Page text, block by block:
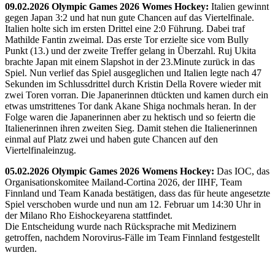
09.02.2026 Olympic Games 2026 Womes Hockey: Italien gewinnt
gegen Japan 3:2 und hat nun gute Chancen auf das Viertelfinale.
Italien holte sich im ersten Drittel eine 2:0 Führung. Dabei traf
Mathilde Fantin zweimal. Das erste Tor erzielte sice vom Bully
Punkt (13.) und der zweite Treffer gelang in Überzahl. Ruj Ukita
brachte Japan mit einem Slapshot in der 23.Minute zurück in das
Spiel. Nun verlief das Spiel ausgeglichen und Italien legte nach 47
Sekunden im Schlussdrittel durch Kristin Della Rovere wieder mit
zwei Toren vorran. Die Japanerinnen dtückten und kamen durch ein
etwas umstrittenes Tor dank Akane Shiga nochmals heran. In der
Folge waren die Japanerinnen aber zu hektisch und so feiertn die
Italienerinnen ihren zweiten Sieg. Damit stehen die Italienerinnen
einmal auf Platz zwei und haben gute Chancen auf den
Viertelfinaleinzug.
05.02.2026 Olympic Games 2026 Womens Hockey: Das IOC, das
Organisationskomitee Mailand-Cortina 2026, der IIHF, Team
Finnland und Team Kanada bestätigen, dass das für heute angesetzte
Spiel verschoben wurde und nun am 12. Februar um 14:30 Uhr in
der Milano Rho Eishockeyarena stattfindet.
Die Entscheidung wurde nach Rücksprache mit Medizinern
getroffen, nachdem Norovirus-Fälle im Team Finnland festgestellt
wurden.